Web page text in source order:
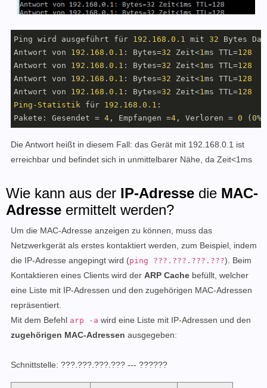
Ping wird ausgeführt für 192.168 . 0.1 mit 32 Bytes
Antwort von 192.168 . 0.1 : Bytes=32 Zeit<1 ms TTL=128
Antwort von 192.168 . 0.1 : Bytes=32 Zeit<1 ms TTL=128
Antwort von 192.168 . 0.1 : Bytes=32 Zeit<1 ms TTL=128
Antwort von 192.168 . 0.1 : Bytes=32 Zeit<1 ms TTL=128
Ping-Statistik für 192.168 . 0.1 :
Pakete: Gesendet = 4 , Empfangen =4 , Verloren = 0 ( 0
Die Antwort heißt in diesem Fall: das Gerät mit 192.168.0.1 ist
erreichbar und befindet sich in unmittelbarer Nähe, da Zeit<1ms
Wie kann aus der IP-Adresse die MAC-
Adresse ermittelt werden?
Um die MAC-Adresse anzeigen zu können, muss das
Netzwerkgerät als erstes kontaktiert werden, zum Beispiel, indem
die IP-Adresse angepingt wird (ping ???.???.???.???). Beim
Kontaktieren eines Clients wird der ARP Cache befüllt, welcher
eine Liste mit IP-Adressen und den zugehörigen MAC-Adressen
repräsentiert.
Mit dem Befehl arp -a wird eine Liste mit IP-Adressen und den
zugehörigen MAC-Adressen ausgegeben:
Schnittstelle: ???.???.???.??? --- ??????